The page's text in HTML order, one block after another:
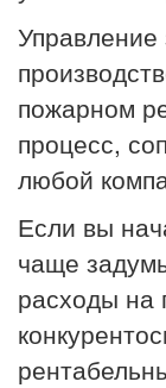
пожарном
процесс,
любой
Если вы
чаще
расходы на